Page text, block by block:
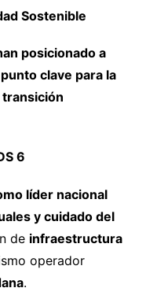
Sostenible
posicionado a
clave para la
6
líder nacional
y cuidado del
de infraestructura
operador
.